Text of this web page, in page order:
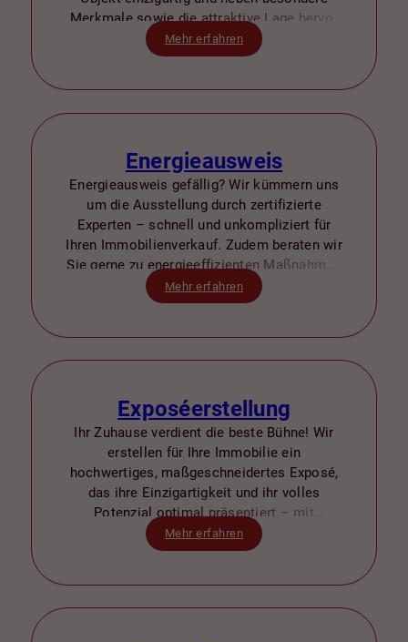
Merkmale sowie die attraktive Lage hervor
– für einen schnelleren und erfolgreicheren
Verkauf.
Mehr erfahren
Energieausweis
Energieausweis gefällig? Wir kümmern uns
um die Ausstellung durch zertifizierte
Experten – schnell und unkompliziert für
Ihren Immobilienverkauf. Zudem beraten wir
Sie gerne zu energieeffizienten Maßnahmen
zur Wertsteigerung.
Mehr erfahren
Exposéerstellung
Ihr Zuhause verdient die beste Bühne! Wir
erstellen für Ihre Immobilie ein
hochwertiges, maßgeschneidertes Exposé,
das ihre Einzigartigkeit und ihr volles
Potenzial optimal präsentiert – mit
professionellen Fotos, detaillierten
Beschreibungen und ansprechendem
Mehr erfahren